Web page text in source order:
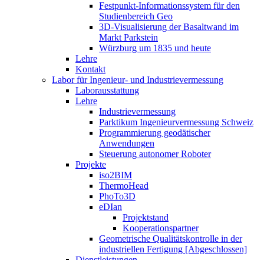
Festpunkt-Informationssystem für den
Studienbereich Geo
3D-Visualisierung der Basaltwand im
Markt Parkstein
Würzburg um 1835 und heute
Lehre
Kontakt
Labor für Ingenieur- und Industrievermessung
Laborausstattung
Lehre
Industrievermessung
Parktikum Ingenieurvermessung Schweiz
Programmierung geodätischer
Anwendungen
Steuerung autonomer Roboter
Projekte
iso2BIM
ThermoHead
PhoTo3D
eDIan
Projektstand
Kooperationspartner
Geometrische Qualitätskontrolle in der
industriellen Fertigung [Abgeschlossen]